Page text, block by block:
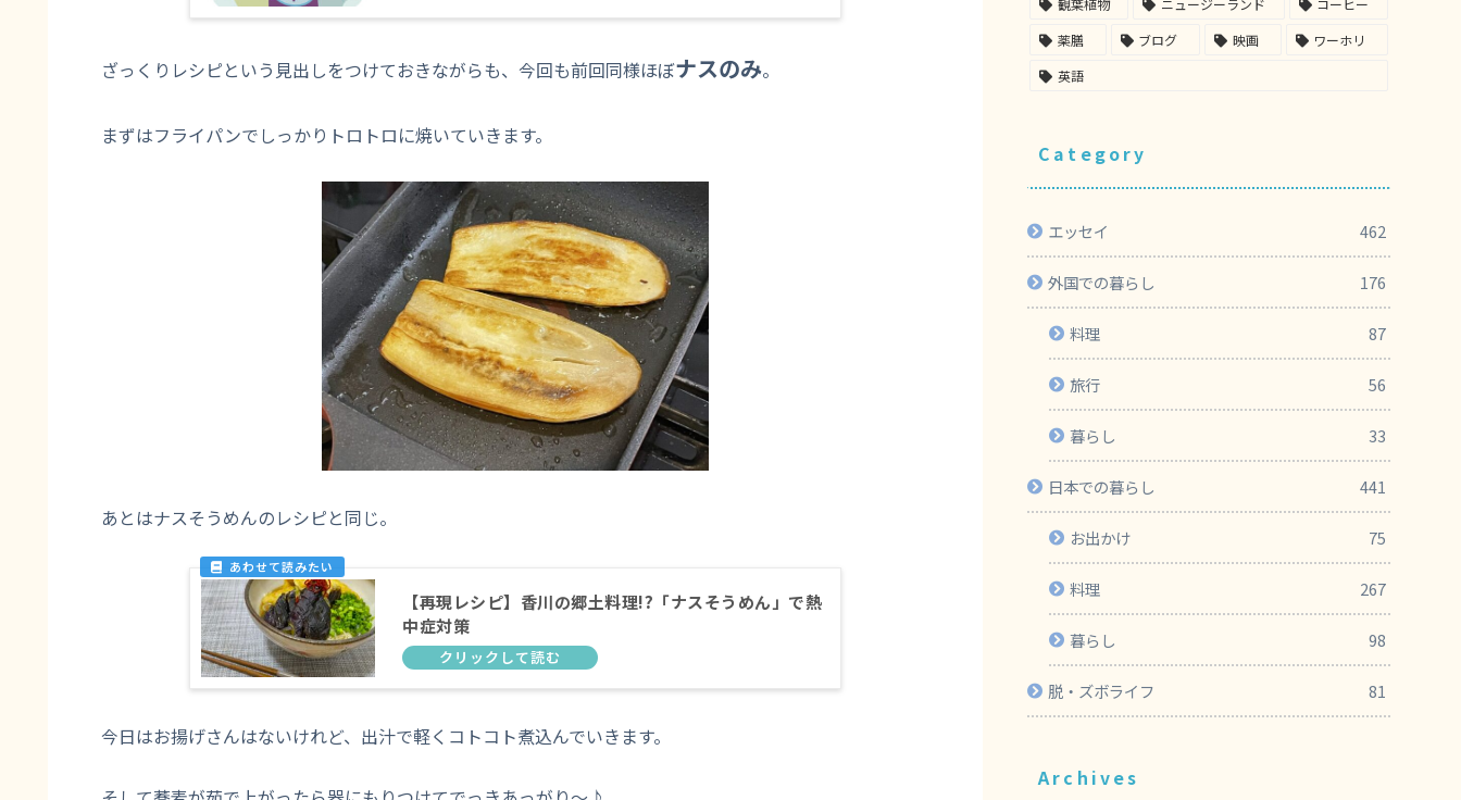
ざっくりレシピという見出しをつけておきながらも、今回も前回同様ほぼナスのみ。
まずはフライパンでしっかりトロトロに焼いていきます。
あとはナスそうめんのレシピと同じ。
【再現レシピ】香川の郷土料理!?「ナスそうめん」で熱
中症対策
今日はお揚げさんはないけれど、出汁で軽くコトコト煮込んでいきます。
観葉植物
ニュージーランド
コーヒー
薬膳
ブログ 映画
ワーホリ
英語
Category
エッセイ 462
外国での暮らし 176
料理 87
旅行 56
暮らし 33
日本での暮らし 441
お出かけ 75
料理 267
暮らし 98
脱・ズボライフ 81
Archives